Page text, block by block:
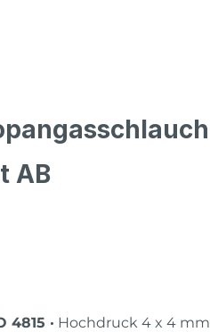
AB
4815 · Hochdruck 4 x 4 mm